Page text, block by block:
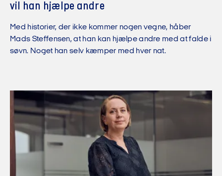
vil han hjælpe andre
Med historier, der ikke kommer nogen vegne, håber
Mads Steffensen, at han kan hjælpe andre med at falde i
søvn. Noget han selv kæmper med hver nat.